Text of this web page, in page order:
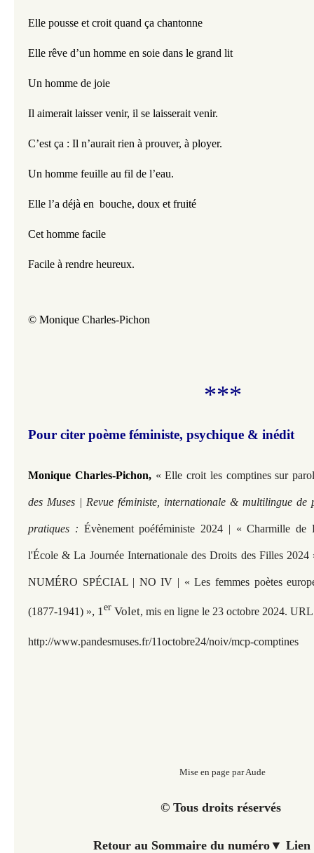
Elle pousse et croit quand ça chantonne
Elle rêve d’un homme en soie dans le grand lit
Un homme de joie
Il aimerait laisser venir, il se laisserait venir.
C’est ça : Il n’aurait rien à prouver, à ployer.
Un homme feuille au fil de l’eau.
Elle l’a déjà en  bouche, doux et fruité
Cet homme facile
Facile à rendre heureux.
© Monique Charles-Pichon
***
Pour citer poème féministe, psychique & inédit
Monique Charles-Pichon, « Elle croit les comptines sur
des Muses | Revue féministe, internationale & multilingue de
pratiques : Évènement poéféministe 2024 | « Charmille de
l'École & La Journée Internationale des Droits des Filles
NUMÉRO SPÉCIAL | NO IV | « Les femmes poètes
(1877-1941) », 1er Volet, mis en ligne le 23 octobre 2024.
http://www.pandesmuses.fr/11octobre24/noiv/mcp-comptines
Mise en page par Aude
© Tous droits réservés
Retour au Sommaire du numéro▼ Lien